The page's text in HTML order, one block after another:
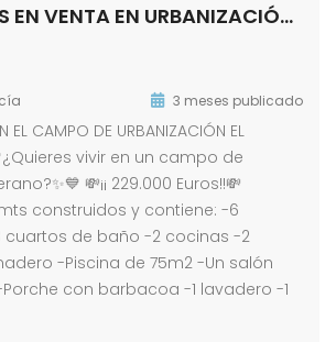
¡ 2 VIVIENDAS EN VENTA EN URBANIZACIÓN EL CALVARIO !
3 meses publicado
EL CAMPO DE URBANIZACIÓN EL
vivir en un campo de
💸¡¡ 229.000 Euros!!💸
construidos y contiene: -6
cuartos de baño -2 cocinas -2
-Piscina de 75m2 -Un salón
con barbacoa -1 lavadero -1